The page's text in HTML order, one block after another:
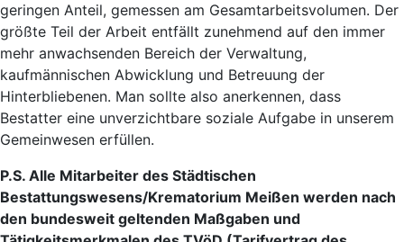
geringen Anteil, gemessen am Gesamtarbeitsvolumen. Der
größte Teil der Arbeit entfällt zunehmend auf den immer
mehr anwachsenden Bereich der Verwaltung,
kaufmännischen Abwicklung und Betreuung der
Hinterbliebenen. Man sollte also anerkennen, dass
Bestatter eine unverzichtbare soziale Aufgabe in unserem
Gemeinwesen erfüllen.
P.S. Alle Mitarbeiter des Städtischen
Bestattungswesens/Krematorium Meißen werden nach
den bundesweit geltenden Maßgaben und